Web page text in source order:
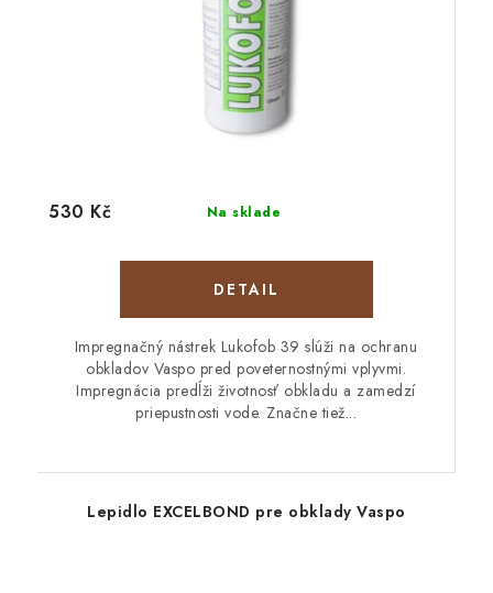
Na sklade
530 Kč
DETAIL
Impregnačný nástrek Lukofob 39 slúži na ochranu
obkladov Vaspo pred poveternostnými vplyvmi.
Impregnácia predĺži životnosť obkladu a zamedzí
priepustnosti vode. Značne tiež...
Lepidlo EXCELBOND pre obklady Vaspo